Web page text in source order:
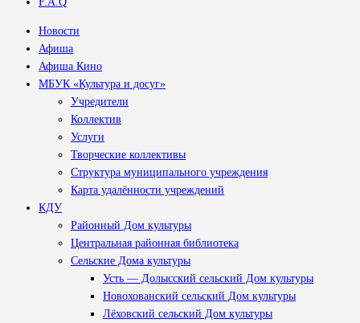
Новости
Афиша
Афиша Кино
МБУК «Культура и досуг»
Учредители
Коллектив
Услуги
Творческие коллективы
Структура муниципального учреждения
Карта удалённости учреждений
КДУ
Районный Дом культуры
Центральная районная библиотека
Сельские Дома культуры
Усть — Долысский сельский Дом культуры
Новохованский сельский Дом культуры
Лёховский сельский Дом культуры